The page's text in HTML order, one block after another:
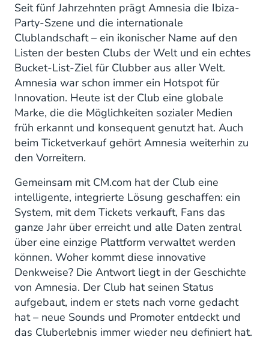
Seit fünf Jahrzehnten prägt Amnesia die Ibiza-
Party-Szene und die internationale
Clublandschaft – ein ikonischer Name auf den
Listen der besten Clubs der Welt und ein echtes
Bucket-List-Ziel für Clubber aus aller Welt.
Amnesia war schon immer ein Hotspot für
Innovation. Heute ist der Club eine globale
Marke, die die Möglichkeiten sozialer Medien
früh erkannt und konsequent genutzt hat. Auch
beim Ticketverkauf gehört Amnesia weiterhin zu
den Vorreitern.
Gemeinsam mit CM.com hat der Club eine
intelligente, integrierte Lösung geschaffen: ein
System, mit dem Tickets verkauft, Fans das
ganze Jahr über erreicht und alle Daten zentral
über eine einzige Plattform verwaltet werden
können. Woher kommt diese innovative
Denkweise? Die Antwort liegt in der Geschichte
von Amnesia. Der Club hat seinen Status
aufgebaut, indem er stets nach vorne gedacht
hat – neue Sounds und Promoter entdeckt und
das Cluberlebnis immer wieder neu definiert hat.